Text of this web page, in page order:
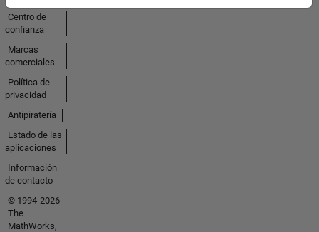
Centro de
confianza
Marcas
comerciales
Política de
privacidad
Antipiratería
Estado de las
aplicaciones
Información
de contacto
© 1994-2026
The
MathWorks,